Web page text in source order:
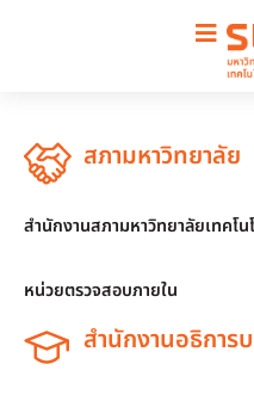
สภามหาวิทยาลัย
สำนักงานสภามหาวิทยาลัยเทคโน
หน่วยตรวจสอบภายใน
สำนักงานอธิการ